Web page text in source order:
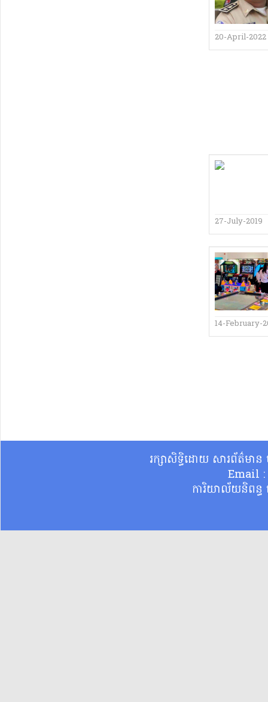
20-April-2022
27-July-2019
14-February-
រក្សាសិទ្ធិដោយ សារព័ត៌មា
Email
ការិយាល័យនិពន្ធ